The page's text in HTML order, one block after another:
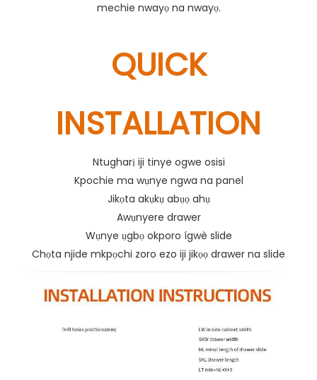
mechie nwayọ na nwayọ.
QUICK
INSTALLATION
Ntugharị iji tinye ogwe osisi
Kpochie ma wụnye ngwa na panel
Jikọta akụkụ abụọ ahụ
Awụnyere drawer
Wụnye ụgbọ okporo ígwè slide
Chọta njide mkpọchi zoro ezo iji jikọọ drawer na slide